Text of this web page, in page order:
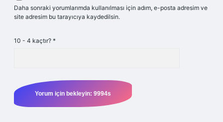
Daha sonraki yorumlarımda kullanılması için adım, e-posta adresim ve
site adresim bu tarayıcıya kaydedilsin.
10 - 4 kaçtır? *